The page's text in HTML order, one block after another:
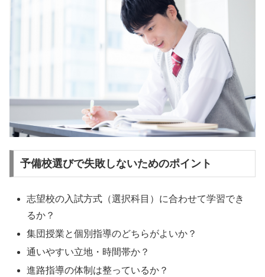
予備校選びで失敗しないためのポイント
志望校の入試方式（選択科目）に合わせて学習でき
るか？
集団授業と個別指導のどちらがよいか？
通いやすい立地・時間帯か？
進路指導の体制は整っているか？